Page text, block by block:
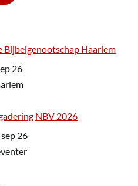
Bijbelgenootschap Haarlem
26
NBV 2026
26